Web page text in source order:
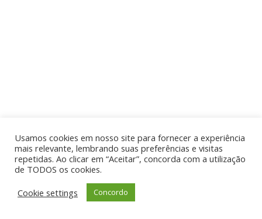
Usamos cookies em nosso site para fornecer a experiência
mais relevante, lembrando suas preferências e visitas
repetidas. Ao clicar em “Aceitar”, concorda com a utilização
de TODOS os cookies.
Cookie settings
Concordo